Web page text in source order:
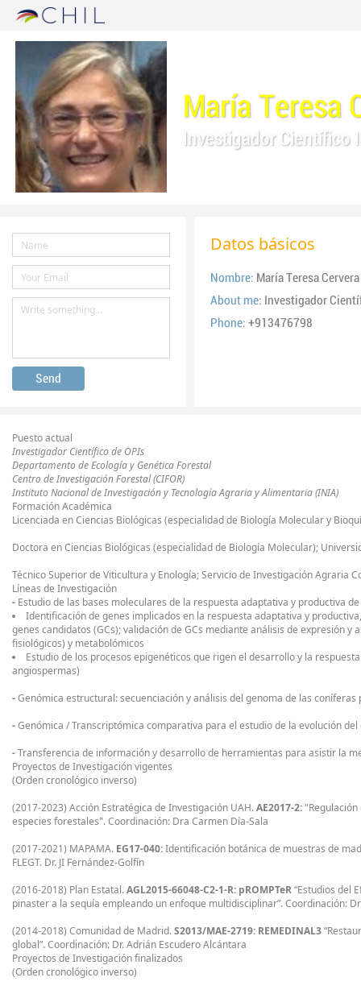
María Teresa
Investigador Científico
Datos básicos
Nombre: María Teresa
About me: Investigador
Phone: +913476798
Puesto actual
Investigador Científico de OPIs
Departamento de Ecología y Genética Forestal
Centro de Investigación Forestal (CIFOR)
Instituto Nacional de Investigación y Tecnología Agraria y Alimentaria (INIA)
Formación Académica
Licenciada en Ciencias Biológicas (especialidad de Biología Molecular y
Doctora en Ciencias Biológicas (especialidad de Biología Molecular);
Técnico Superior de Viticultura y Enología; Servicio de Investigación Agraria
Líneas de Investigación
- Estudio de las bases moleculares de la respuesta adaptativa y productiva
Identificación de genes implicados en la respuesta adaptativa y
genes candidatos (GCs); validación de GCs mediante análisis de expresión y
fisiológicos) y metabolómicos
Estudio de los procesos epigenéticos que rigen el desarrollo y la
angiospermas)
-Genómica estructural: secuenciación y análisis del genoma de las
-Genómica / Transcriptómica comparativa para el estudio de la evolución
-Transferencia de información y desarrollo de herramientas para asistir la
Proyectos de Investigación vigentes
(Orden cronológico inverso)
(2017-2023) Acción Estratégica de Investigación UAH.AE2017-2:
especies forestales". Coordinación: Dra Carmen Día-Sala
(2017-2021) MAPAMA. EG17-040:Identificación botánica de muestras de
FLEGT. Dr. JI Fernández-Golfín
(2016-2018) Plan Estatal.AGL2015-66048-C2-1-R: pROMPTeR“Estudios del
pinaster a la sequía empleando un enfoque multidisciplinar”. Coordinación:
(2014-2018) Comunidad de Madrid.S2013/MAE-2719: REMEDINAL3
global”. Coordinación: Dr. Adrián Escudero Alcántara
Proyectos de Investigación finalizados
(Orden cronológico inverso)